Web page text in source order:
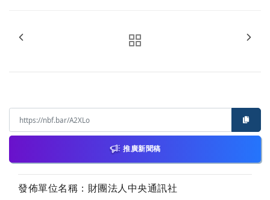
推廣新聞稿
發佈單位名稱：財團法人中央通訊社